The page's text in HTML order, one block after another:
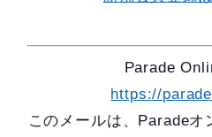
Parade
https://
このメールは、Parade